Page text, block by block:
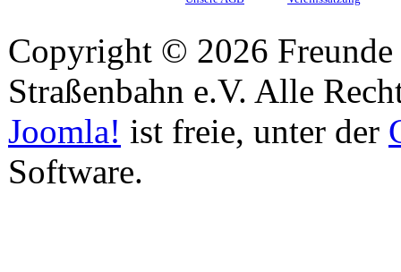
Copyright © 2026
Straßenbahn e.V. Alle
Joomla! ist freie, unter der
Software.